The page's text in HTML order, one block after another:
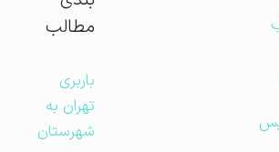
مطالب
باربری
تهران به
شهرستان